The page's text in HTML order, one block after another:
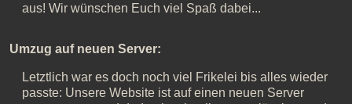
aus! Wir wünschen Euch viel Spaß dabei...
Umzug auf neuen Server:
Letztlich war es doch noch viel Frikelei bis alles wieder
passte: Unsere Website ist auf einen neuen Server